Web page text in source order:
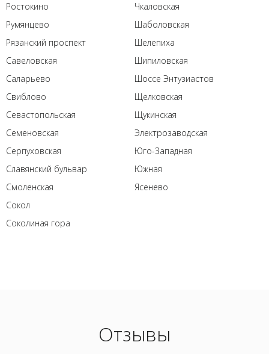
Ростокино
Румянцево
Рязанский проспект
Савеловская
Саларьево
Свиблово
Севастопольская
Семеновская
Серпуховская
Славянский бульвар
Смоленская
Сокол
Соколиная гора
Чкаловская
Шаболовская
Шелепиха
Шипиловская
Шоссе Энтузиастов
Щелковская
Щукинская
Электрозаводская
Юго-Западная
Южная
Ясенево
Отзывы